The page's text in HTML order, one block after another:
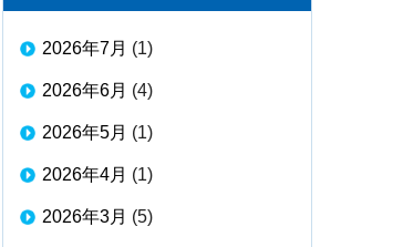
2026年7月 (1)
2026年6月 (4)
2026年5月 (1)
2026年4月 (1)
2026年3月 (5)